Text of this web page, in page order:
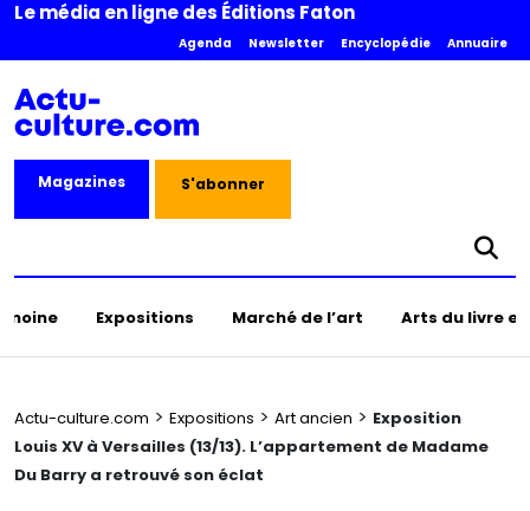
Le média en ligne des Éditions Faton
Agenda Newsletter Encyclopédie Annuaire
Magazines S'abonner
Expositions Marché de l’art Arts du livre
Actu-culture.com > Expositions > Art ancien > Exposition
Louis XV à Versailles (13/13). L’appartement de Madame
Du Barry a retrouvé son éclat